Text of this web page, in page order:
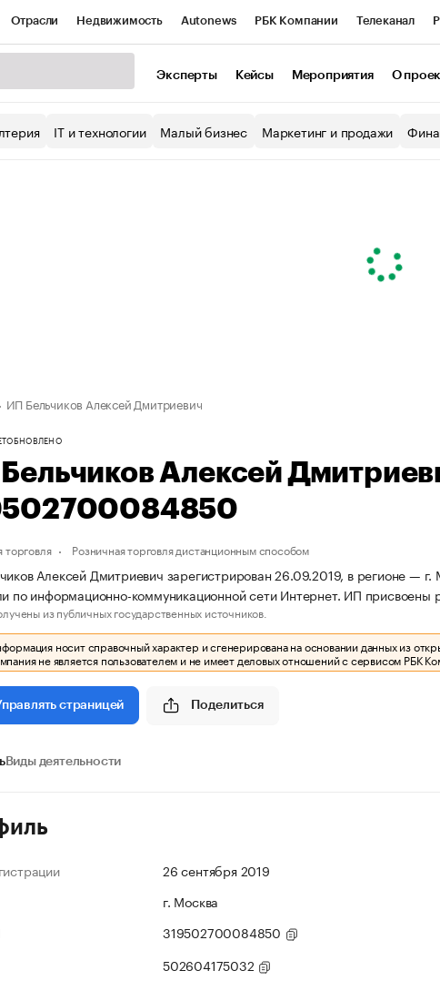
Отрасли Недвижимость Autonews РБК Компании Телеканал
Экономика Бизнес
Эксперты Кейсы Мероприятия О
IT и технологии Малый бизнес Маркетинг и продажи
ИП Бельчиков Алексей Дмитриевич
ОБНОВЛЕНО
Алексей
торговля Розничная торговля дистанционным способом
Алексей Дмитриевич зарегистрирован 26.09.2019, в регионе — г.
по информационно-коммуникационной сети Интернет. ИП
из публичных государственных источников.
носит справочный характер и сгенерирована на основании данных из
не является пользователем и не имеет деловых отношений с сервисом РБК
страницей Поделиться
Виды деятельности
26 сентября 2019
г. Москва
319502700084850
502604175032